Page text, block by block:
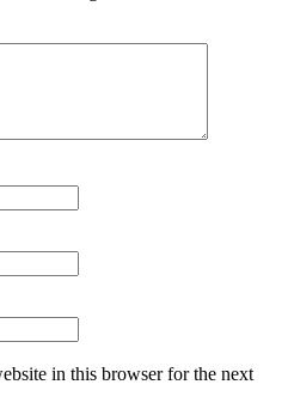
in this browser for the next